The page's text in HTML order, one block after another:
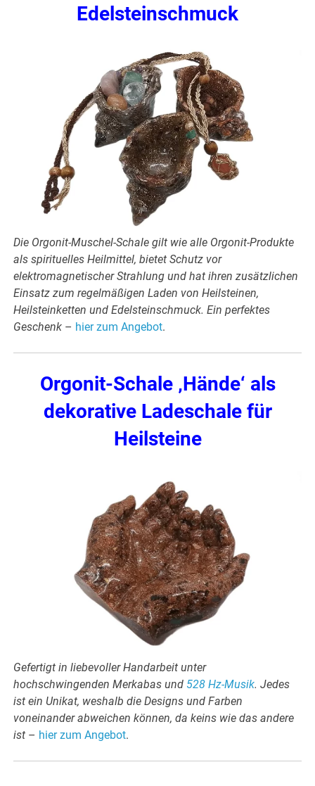
Edelsteinschmuck
Die Orgonit-Muschel-Schale gilt wie alle Orgonit-Produkte
als spirituelles Heilmittel, bietet Schutz vor
elektromagnetischer Strahlung und hat ihren zusätzlichen
Einsatz zum regelmäßigen Laden von Heilsteinen,
Heilsteinketten und Edelsteinschmuck. Ein perfektes
Geschenk – hier zum Angebot.
Orgonit-Schale ‚Hände‘ als
dekorative Ladeschale für
Heilsteine
Gefertigt in liebevoller Handarbeit unter
hochschwingenden Merkabas und 528 Hz-Musik. Jedes
ist ein Unikat, weshalb die Designs und Farben
voneinander abweichen können, da keins wie das andere
ist – hier zum Angebot.